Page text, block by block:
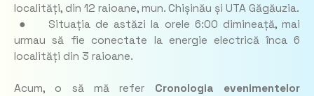
localități, din 12 raioane, mun. Chișinău și UTA Găgăuzia.
● Situația de astăzi la orele 6:00 dimineață, mai
urmau să fie conectate la energie electrică înca 6
localități din 3 raioane.
Acum, o să mă refer Cronologia evenimentelor